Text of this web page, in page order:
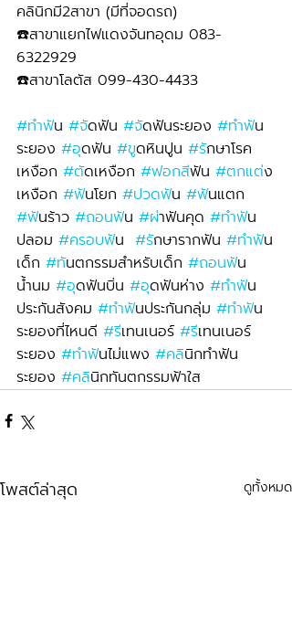
คลินิกมี2สาขา (มีที่จอดรถ)
☎️สาขาแยกไฟแดงจันทอุดม 083-
6322929
☎️สาขาโลตัส 099-430-4433
#ทำฟัน #จัดฟัน #จัดฟันระยอง #ทำฟัน
ระยอง #อุดฟัน #ขูดหินปูน #รักษาโรค
เหงือก #ตัดเหงือก #ฟอกสีฟัน #ตกแต่ง
เหงือก #ฟันโยก #ปวดฟัน #ฟันแตก
#ฟันร้าว #ถอนฟัน #ผ่าฟันคุด #ทำฟัน
ปลอม #ครอบฟัน #รักษารากฟัน #ทำฟัน
เด็ก #ทันตกรรมสำหรับเด็ก #ถอนฟัน
น้ำนม #อุดฟันบิ่น #อุดฟันห่าง #ทำฟัน
ประกันสังคม #ทำฟันประกันกลุ่ม #ทำฟัน
ระยองที่ไหนดี #รีเทนเนอร์ #รีเทนเนอร์
ระยอง #ทำฟันไม่แพง #คลินิกทำฟัน
ระยอง #คลินิกทันตกรรมฟ้าใส
โพสต์ล่าสุด ดูทั้งหมด